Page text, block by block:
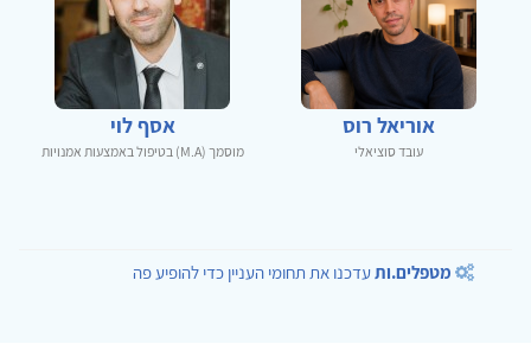
אוריאל רוס
עובד סוציאלי
אסף לוי
מוסמך (M.A) בטיפול באמצעות אמנויות
מטפלים.ותעדכנו את תחומי העניין כדי להופיע פה